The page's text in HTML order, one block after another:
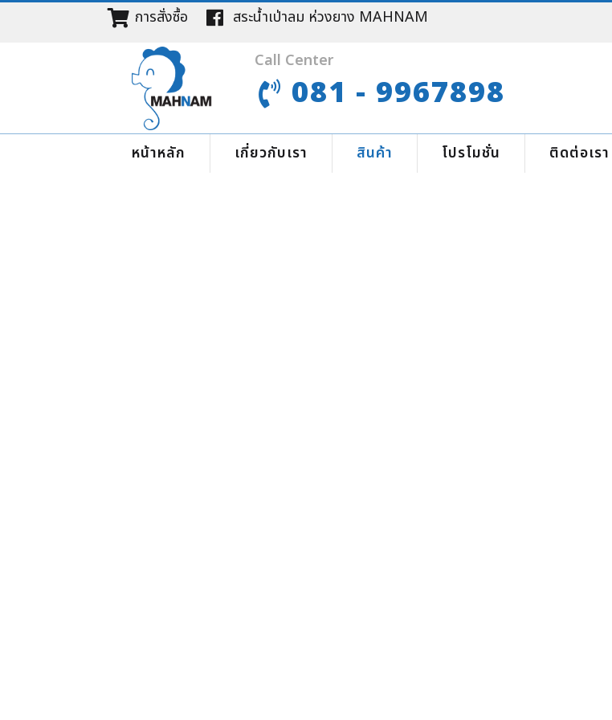
การสั่งซื้อ
สระน้ำเป่าลม ห่วงยาง MAHNAM
Call Center
081 - 9967898
หน้าหลัก เกี่ยวกับเรา สินค้า โปรโมชั่น ติดต่อเรา